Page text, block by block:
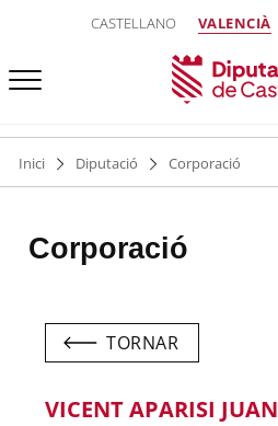
CASTELLANO VALENCIÀ
Inici Diputació Corporació
Corporació
TORNAR
VICENT APARISI JUAN